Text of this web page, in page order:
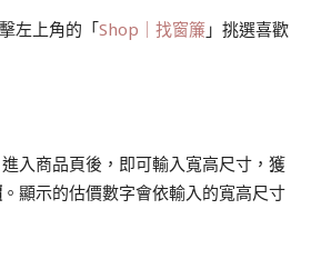
左上角的「Shop｜找窗簾 」挑選喜歡
入商品頁後，即可輸入寬高尺寸，獲
。顯示的估價數字會依輸入的寬高尺寸